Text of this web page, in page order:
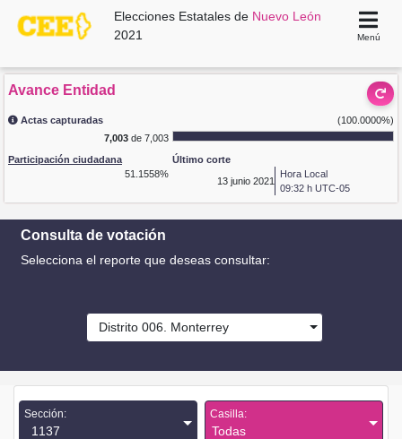
Elecciones Estatales de Nuevo León
2021
Menú
Avance Entidad
Actas capturadas
(100.0000%)
7,003de 7,003
Participación ciudadana
51.1558%
Último corte
13 junio 2021
Hora Local
09:32 h UTC-05
Consulta de votación
Selecciona el reporte que deseas consultar:
Distrito 006. Monterrey
Sección:
1137
Casilla:
Todas